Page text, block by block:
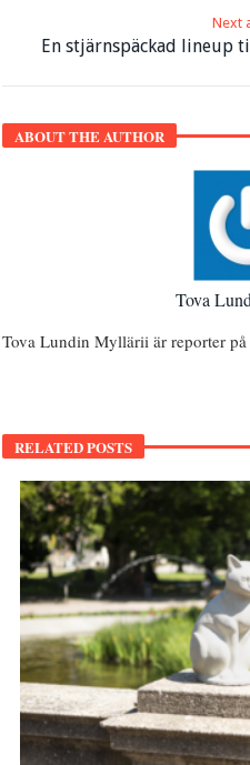
Next
En stjärnspäckad lineup
ABOUT THE AUTHOR
Tova
Tova Lundin Myllärii är reporter
RELATED POSTS